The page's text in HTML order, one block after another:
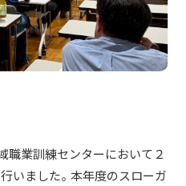
職業訓練センターにおいて２
いました。本年度のスローガ